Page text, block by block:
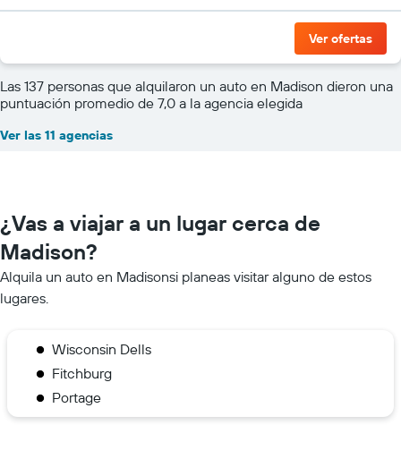
Ver ofertas
Las 137 personas que alquilaron un auto en Madison dieron una
puntuación promedio de 7,0 a la agencia elegida
Ver las 11 agencias
¿Vas a viajar a un lugar cerca de
Madison?
Alquila un auto en Madisonsi planeas visitar alguno de estos
lugares.
Wisconsin Dells
Fitchburg
Portage